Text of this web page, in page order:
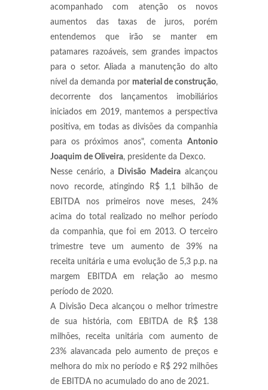
acompanhado com atenção os novos
aumentos das taxas de juros, porém
entendemos que irão se manter em
patamares razoáveis, sem grandes impactos
para o setor. Aliada a manutenção do alto
nível da demanda por material de construção,
decorrente dos lançamentos imobiliários
iniciados em 2019, mantemos a perspectiva
positiva, em todas as divisões da companhia
para os próximos anos", comentaAntonio
Joaquim de Oliveira, presidente da Dexco.
Nesse cenário, a Divisão Madeiraalcançou
novo recorde, atingindo R$ 1,1 bilhão de
EBITDA nos primeiros nove meses, 24%
acima do total realizado no melhor período
da companhia, que foi em 2013. O terceiro
trimestre teve um aumento de 39% na
receita unitária e uma evolução de 5,3 p.p. na
margem EBITDA em relação ao mesmo
período de 2020.
A Divisão Deca alcançou o melhor trimestre
de sua história, com EBITDA de R$ 138
milhões, receita unitária com aumento de
23% alavancada pelo aumento de preços e
melhora do mix no período e R$ 292 milhões
de EBITDA no acumulado do ano de 2021.